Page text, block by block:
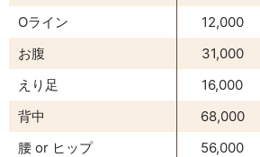
Oライン
12,000
お腹
31,000
えり足
16,000
背中
68,000
腰 or ヒップ
56,000